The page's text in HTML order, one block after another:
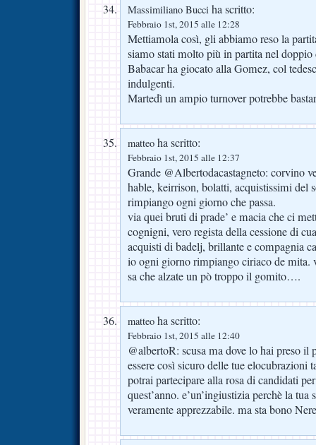
Massimiliano Bucci ha scritto:
Febbraio 1st, 2015 alle 12:28
Mettiamola così, gli abbiamo reso la
siamo stati molto più in partita nel
Babacar ha giocato alla Gomez, col
indulgenti.
Martedì un ampio turnover potrebbe
matteo ha scritto:
Febbraio 1st, 2015 alle 12:37
Grande @Albertodacastagneto: corvino
hable, keirrison, bolatti, acquistissimi del
rimpiango ogni giorno che passa.
via quei bruti di prade’ e macia che ci
cognigni, vero regista della cessione di
acquisti di badelj, brillante e compagnia
io ogni giorno rimpiango ciriaco de mita.
sa che alzate un pò troppo il gomito….
matteo ha scritto:
Febbraio 1st, 2015 alle 12:40
@albertoR: scusa ma dove lo hai preso il
essere così sicuro delle tue elocubrazioni
potrai partecipare alla rosa di candidati
quest’anno. e’un’ingiustizia perchè la tua
veramente apprezzabile. ma sta bono